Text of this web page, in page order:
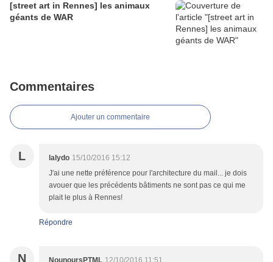
[street art in Rennes] les animaux
géants de WAR
Commentaires
Ajouter un commentaire
L lalydo 15/10/2016 15:12
J'ai une nette préférence pour l'architecture du mail... je dois
avouer que les précédents bâtiments ne sont pas ce qui me
plait le plus à Rennes!
Répondre
N NounoursPTML 12/10/2016 11:51